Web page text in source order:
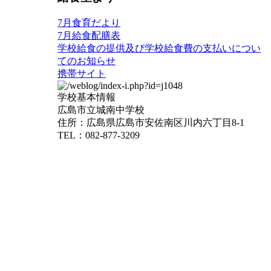
7月食育だより
7月給食配膳表
学校給食の提供及び学校給食費の支払いについ
てのお知らせ
携帯サイト
学校基本情報
広島市立城南中学校
住所：広島県広島市安佐南区川内六丁目8-1
TEL：082-877-3209